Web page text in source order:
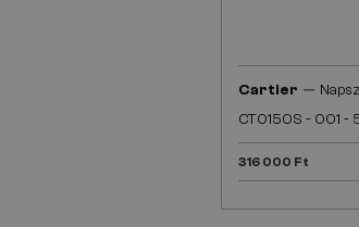
Cartier —
CT0150S - 001 -
316 000 Ft